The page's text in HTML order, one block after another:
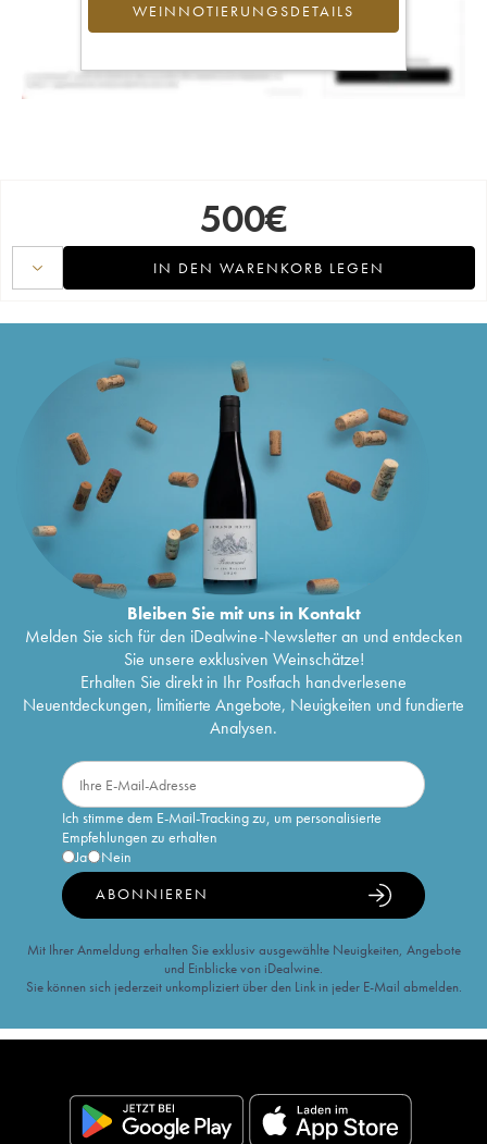
WEINNOTIERUNGSDETAILS
500€
IN DEN WARENKORB LEGEN
Bleiben Sie mit uns in Kontakt
Melden Sie sich für den iDealwine-Newsletter an und entdecken
Sie unsere exklusiven Weinschätze!
Erhalten Sie direkt in Ihr Postfach handverlesene
Neuentdeckungen, limitierte Angebote, Neuigkeiten und fundierte
Analysen.
Ich stimme dem E-Mail-Tracking zu, um personalisierte
Empfehlungen zu erhalten
Ja
Nein
ABONNIEREN
Mit Ihrer Anmeldung erhalten Sie exklusiv ausgewählte Neuigkeiten, Angebote
und Einblicke von iDealwine.
Sie können sich jederzeit unkompliziert über den Link in jeder E-Mail abmelden.